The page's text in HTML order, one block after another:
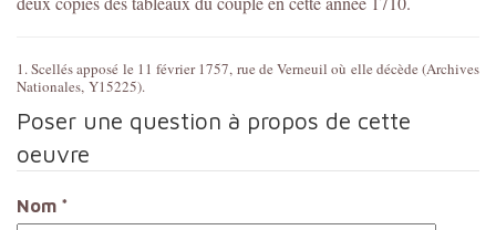
1. Scellés apposé le 11 février 1757, rue de Verneuil où elle décède (Archives
Nationales, Y15225).
Poser une question à propos de cette
oeuvre
Nom *